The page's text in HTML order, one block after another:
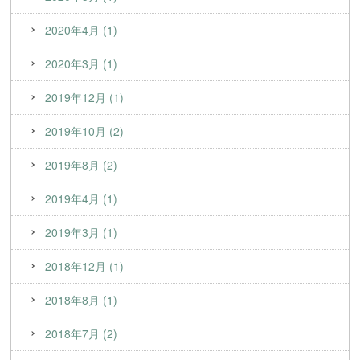
2020年4月 (1)
2020年3月 (1)
2019年12月 (1)
2019年10月 (2)
2019年8月 (2)
2019年4月 (1)
2019年3月 (1)
2018年12月 (1)
2018年8月 (1)
2018年7月 (2)